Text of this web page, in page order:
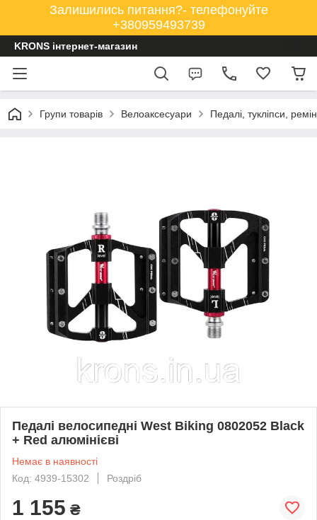
Залишились питання?- телефонуйте
+380959493739
KRONS інтернет-магазин
Групи товарів Велоаксесуари Педалі, тукліпси,
Педалі велосипедні West Biking 0802052 Black
+ Red алюмінієві
Немає в наявності
Код: 4939-15302
Роздріб
1 155 ₴